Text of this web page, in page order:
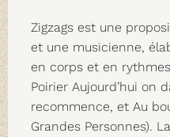
Zigzags est une
et une musicienne,
en corps et en
Poirier Aujourd’hui on
recommence, et Au
Grandes Personnes).